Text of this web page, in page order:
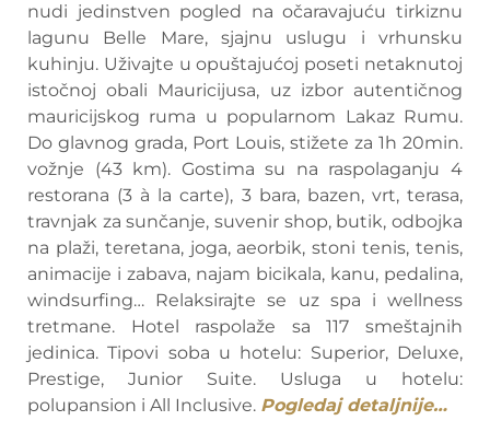
nudi jedinstven pogled na očaravajuću tirkiznu
lagunu Belle Mare, sjajnu uslugu i vrhunsku
kuhinju. Uživajte u opuštajućoj poseti netaknutoj
istočnoj obali Mauricijusa, uz izbor autentičnog
mauricijskog ruma u popularnom Lakaz Rumu.
Do glavnog grada, Port Louis, stižete za 1h 20min.
vožnje (43 km). Gostima su na raspolaganju 4
restorana (3 à la carte), 3 bara, bazen, vrt, terasa,
travnjak za sunčanje, suvenir shop, butik, odbojka
na plaži, teretana, joga, aeorbik, stoni tenis, tenis,
animacije i zabava, najam bicikala, kanu, pedalina,
windsurfing… Relaksirajte se uz spa i wellness
tretmane. Hotel raspolaže sa 117 smeštajnih
jedinica. Tipovi soba u hotelu: Superior, Deluxe,
Prestige, Junior Suite. Usluga u hotelu:
polupansion i All Inclusive. Pogledaj detaljnije…